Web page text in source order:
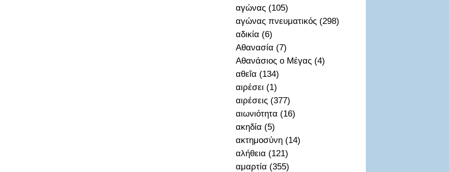
αγώνας (105)
αγώνας πνευματικός (298)
αδικία (6)
Αθανασία (7)
Αθανάσιος ο Μέγας (4)
αθεΐα (134)
αιρέσει (1)
αιρέσεις (377)
αιωνιότητα (16)
ακηδία (5)
ακτημοσὐνη (14)
αλήθεια (121)
αμαρτία (355)